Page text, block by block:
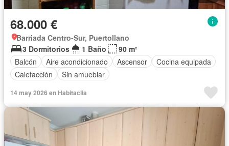
68.000 €
Barriada Centro-Sur, Puertollano
3 Dormitorios
1 Baño
90 m²
Balcón
Aire acondicionado Ascensor
Cocina equipada
Calefacción
Sin amueblar
14 may 2026 en Habitaclia